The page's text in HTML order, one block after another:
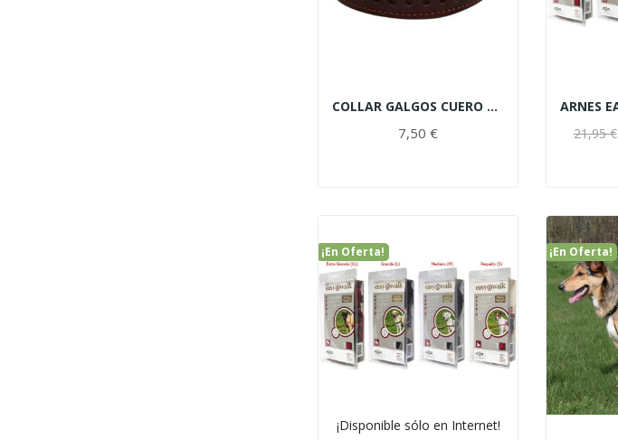
COLLAR GALGOS CUERO 65cm
7,50 €
21,95 €
¡Disponible sólo en Internet!
¡En Oferta! ¡En Oferta!